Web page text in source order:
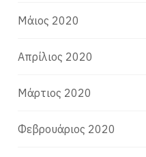
Μάιος 2020
Απρίλιος 2020
Μάρτιος 2020
Φεβρουάριος 2020